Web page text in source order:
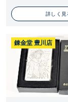
詳しく見
錬金堂 豊川店